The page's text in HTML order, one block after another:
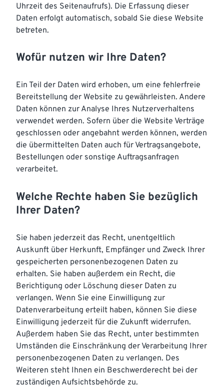
Uhrzeit des Seitenaufrufs). Die Erfassung dieser
Daten erfolgt automatisch, sobald Sie diese Website
betreten.
Wofür nutzen wir Ihre Daten?
Ein Teil der Daten wird erhoben, um eine fehlerfreie
Bereitstellung der Website zu gewährleisten. Andere
Daten können zur Analyse Ihres Nutzerverhaltens
verwendet werden. Sofern über die Website Verträge
geschlossen oder angebahnt werden können, werden
die übermittelten Daten auch für Vertragsangebote,
Bestellungen oder sonstige Auftragsanfragen
verarbeitet.
Welche Rechte haben Sie bezüglich
Ihrer Daten?
Sie haben jederzeit das Recht, unentgeltlich
Auskunft über Herkunft, Empfänger und Zweck Ihrer
gespeicherten personenbezogenen Daten zu
erhalten. Sie haben außerdem ein Recht, die
Berichtigung oder Löschung dieser Daten zu
verlangen. Wenn Sie eine Einwilligung zur
Datenverarbeitung erteilt haben, können Sie diese
Einwilligung jederzeit für die Zukunft widerrufen.
Außerdem haben Sie das Recht, unter bestimmten
Umständen die Einschränkung der Verarbeitung Ihrer
personenbezogenen Daten zu verlangen. Des
Weiteren steht Ihnen ein Beschwerderecht bei der
zuständigen Aufsichtsbehörde zu.